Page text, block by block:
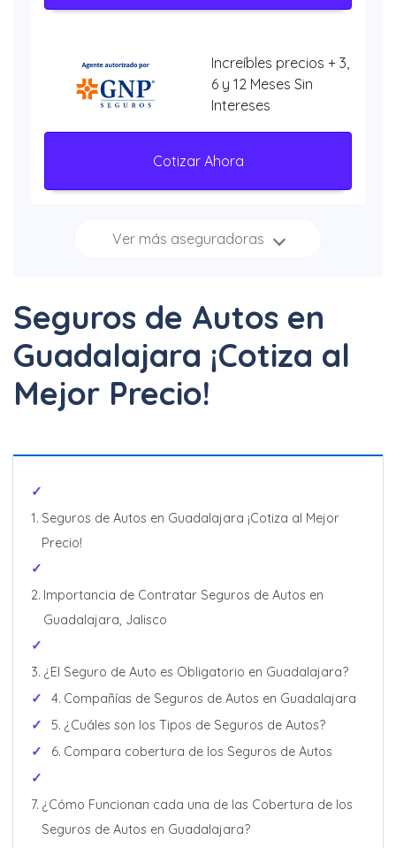
Increíbles precios + 3,
6 y 12 Meses Sin
Intereses
Cotizar Ahora
Increíbles
Cotizar Ahora
Cotizar Ahora
Increíbles
Cotizar Ahora
Ver más aseguradoras
Seguros de Autos en
Guadalajara ¡Cotiza al
Mejor Precio!
Seguros de Autos en Guadalajara ¡Cotiza al Mejor
Precio!
Importancia de Contratar Seguros de Autos en
Guadalajara, Jalisco
¿El Seguro de Auto es Obligatorio en Guadalajara?
Compañías de Seguros de Autos en Guadalajara
¿Cuáles son los Tipos de Seguros de Autos?
Compara cobertura de los Seguros de Autos
¿Cómo Funcionan cada una de las Cobertura de los
Seguros de Autos en Guadalajara?